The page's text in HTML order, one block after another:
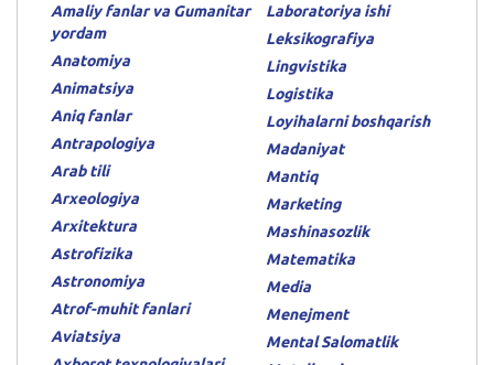
Amaliy fanlar va Gumanitar
yordam
Anatomiya
Animatsiya
Aniq fanlar
Antrapologiya
Arab tili
Arxeologiya
Arxitektura
Astrofizika
Astronomiya
Atrof-muhit fanlari
Aviatsiya
Laboratoriya ishi
Leksikografiya
Lingvistika
Logistika
Loyihalarni boshqarish
Madaniyat
Mantiq
Marketing
Mashinasozlik
Matematika
Media
Menejment
Mental Salomatlik